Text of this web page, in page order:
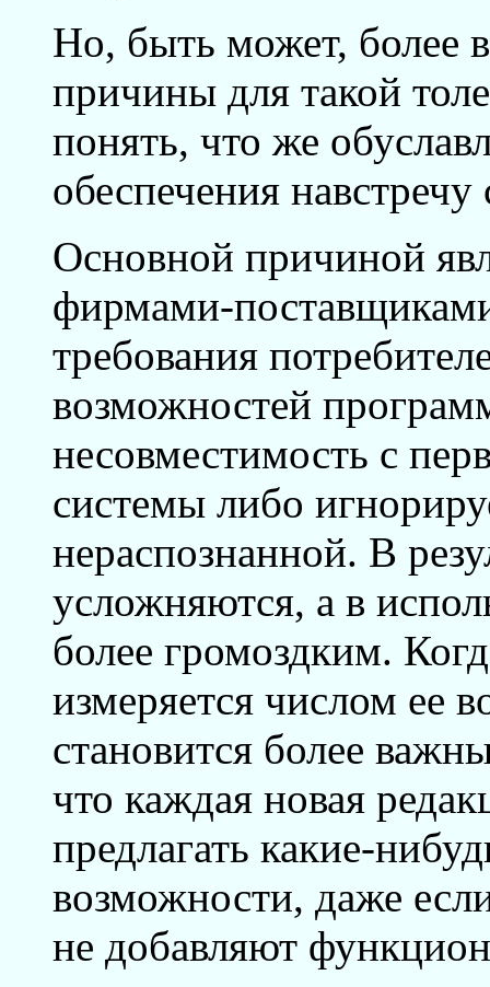
Но, быть может, более
причины для такой
понять, что же
обеспечения
Основной причиной
фирмами-
требования
возможностей
несовместимость с
системы либо
нераспознанной. В
усложняются, а в
более громоздким.
измеряется числом ее
становится более
что каждая новая
предлагать какие-
возможности, даже
не добавляют